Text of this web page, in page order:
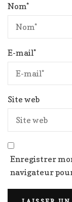
Nom*
E-mail*
Site web
Enregistrer
navigateur